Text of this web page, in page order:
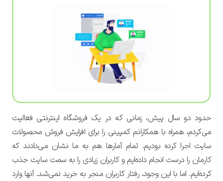
حدود دو سال پیش، زمانی که در یک فروشگاه اینترنتی فعالیت
می‌کردم، همراه با همکارانم کمپینی را برای افزایش فروش محصولات
سایت اجرا کرده بودیم. تمام آمارها هم به ما نشان می‌دادند که
کارمان را درست انجام داده‌ایم و کاربران زیادی را به سمت سایت جذب
کرده‌ایم. اما با این وجود، رفتار کاربران منجر به خرید نمی‌شد. آنها وارد